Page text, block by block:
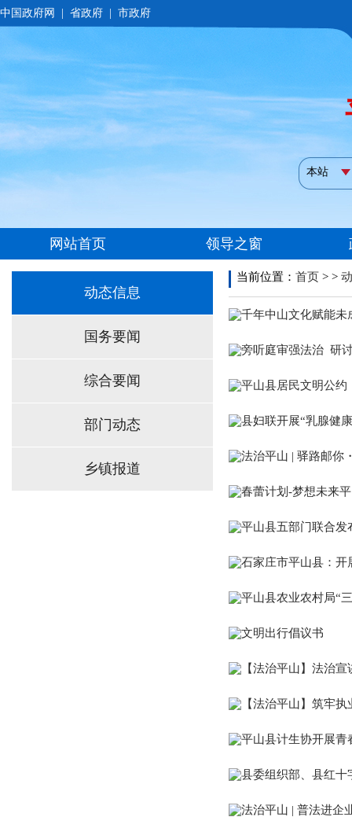
动态信息
国务要闻
综合要闻
部门动态
乡镇报道
当前位置： 首页 > >
千年中山文化赋能
旁听庭审强法治 研
平山县居民文明公约
县妇联开展“乳腺健
法治平山 | 驿路邮
春蕾计划-梦想未来
平山县五部门联合发
石家庄市平山县：开
平山县农业农村局“
文明出行倡议书
【法治平山】法治
【法治平山】筑牢
平山县计生协开展青
县委组织部、县红十
法治平山 | 普法进企